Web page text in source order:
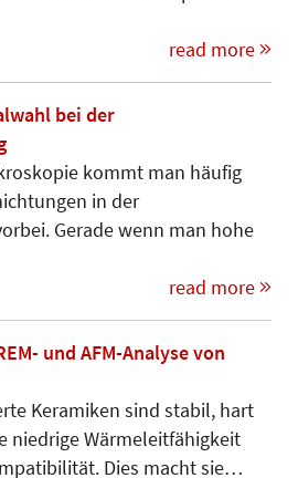
read more
bei der
kommt man häufig
in der
Gerade wenn man hohe
read more
und AFM-Analyse von
Keramiken sind stabil, hart
niedrige Wärmeleitfähigkeit
Dies macht sie…